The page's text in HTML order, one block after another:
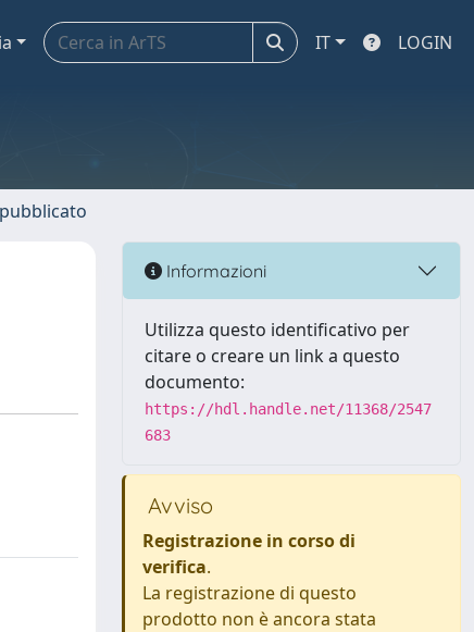
IT LOGIN
Informazioni
Utilizza questo identificativo per
citare o creare un link a questo
documento:
https://hdl.handle.net/11368/2547
683
Avviso
Registrazione in corso di
verifica.
La registrazione di questo
prodotto non è ancora stata